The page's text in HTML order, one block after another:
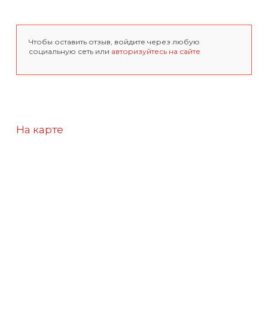
Чтобы оставить отзыв, войдите через любую
социальную сеть или авторизуйтесь на сайте
На карте